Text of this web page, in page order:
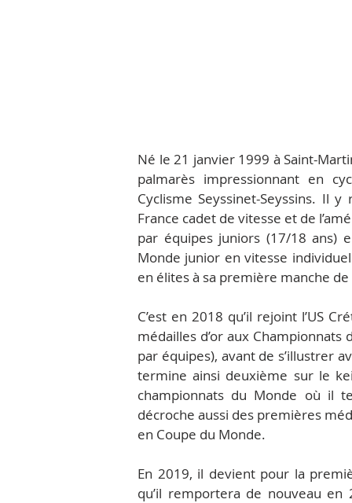
Né le 21 janvier 1999 à Saint-
palmarès impressionnant en
Cyclisme Seyssinet-Seyssins. Il
France cadet de vitesse et de
par équipes juniors (17/18 ans)
Monde junior en vitesse
en élites à sa première manche
C’est en 2018 qu’il rejoint l’US
médailles d’or aux
par équipes), avant de s’illustrer
termine ainsi deuxième sur le
championnats du Monde où il
décroche aussi des premières
en Coupe du Monde.
En 2019, il devient pour la
qu’il remportera de nouveau en